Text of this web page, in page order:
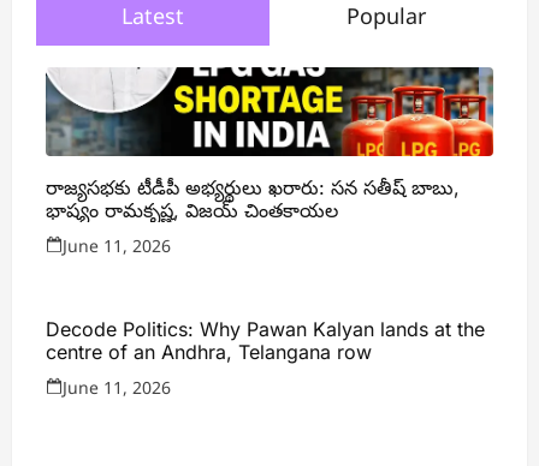
Latest Popular
రాజ్యసభకు టీడీపీ అభ్యర్థులు ఖరారు: సన సతీష్ బాబు,
భాష్యం రామకృష్ణ, విజయ్ చింతకాయల
June 11, 2026
Decode Politics: Why Pawan Kalyan lands at the
centre of an Andhra, Telangana row
June 11, 2026